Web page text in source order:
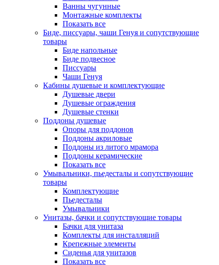
Ванны чугунные
Монтажные комплекты
Показать все
Биде, писсуары, чаши Генуя и сопутствующие
товары
Биде напольные
Биде подвесное
Писсуары
Чаши Генуя
Кабины душевые и комплектующие
Душевые двери
Душевые ограждения
Душевые стенки
Поддоны душевые
Опоры для поддонов
Поддоны акриловые
Поддоны из литого мрамора
Поддоны керамические
Показать все
Умывальники, пьедесталы и сопутствующие
товары
Комплектующие
Пьедесталы
Умывальники
Унитазы, бачки и сопутствующие товары
Бачки для унитаза
Комплекты для инсталляций
Крепежные элементы
Сиденья для унитазов
Показать все